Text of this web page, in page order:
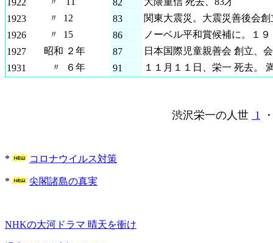
1922
82
1923
〃 12 83
関東大震災。大震災善後会創
1926
〃 15 86
ノーベル平和賞候補に。１
1927
昭和 ２年 87
日本国際児童親善会 創立、
1931
〃 ６年 91 １１月１１日、栄一 死去。
渋沢栄一の人世 1
* コロナウイルス対策
* 尖閣諸島の真実
NHKの大河ドラマ 晴天を衝け